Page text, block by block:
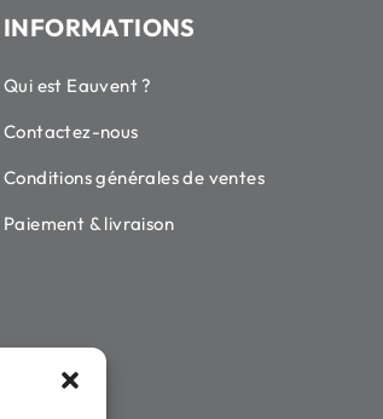
INFORMATIONS
Qui est Eauvent ?
Contactez-nous
Conditions générales de ventes
Paiement & livraison